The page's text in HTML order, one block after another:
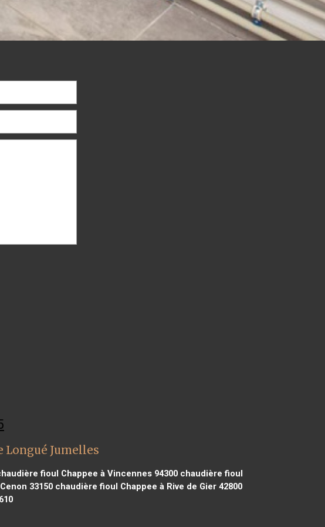
Jumelles
fioul Chappee à Vincennes 94300chaudière fioul
33150chaudière fioul Chappee à Rive de Gier 42800